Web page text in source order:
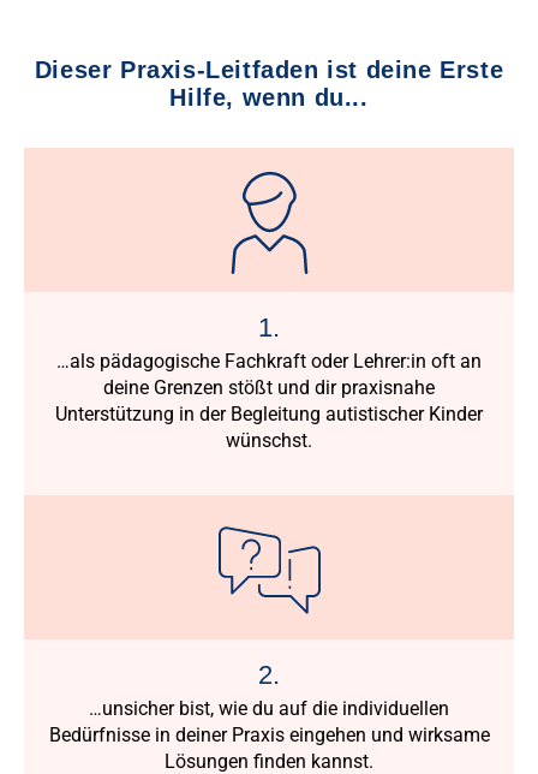
Dieser Praxis-Leitfaden ist deine Erste
Hilfe, wenn du...
1.
…als pädagogische Fachkraft oder Lehrer:in oft an
deine Grenzen stößt und dir praxisnahe
Unterstützung in der Begleitung autistischer Kinder
wünschst.
2.
…unsicher bist, wie du auf die individuellen
Bedürfnisse in deiner Praxis eingehen und wirksame
Lösungen finden kannst.